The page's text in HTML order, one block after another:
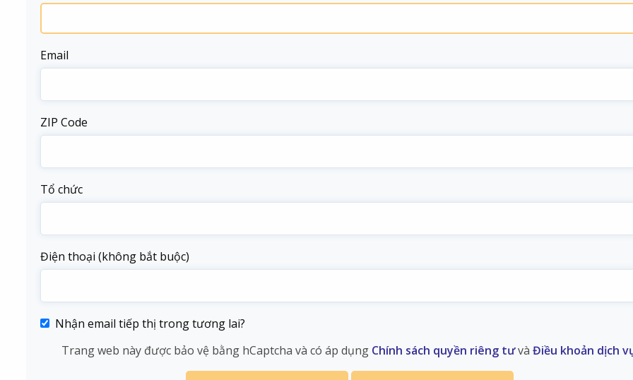
Email
ZIP Code
Tổ chức
Điện thoại (không bắt buộc)
Nhận email tiếp thị trong tương lai?
Trang web này được bảo vệ bằng hCaptcha và có áp dụng Chính sách quyền riêng tưvà Điều khoản dịch